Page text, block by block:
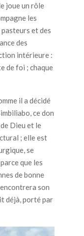
joue un rôle
les
et des
des
intérieure :
de foi ; chaque
il a décidé
ce don
Dieu et le
; elle est
se
que les
de bonne
son
déjà, porté par